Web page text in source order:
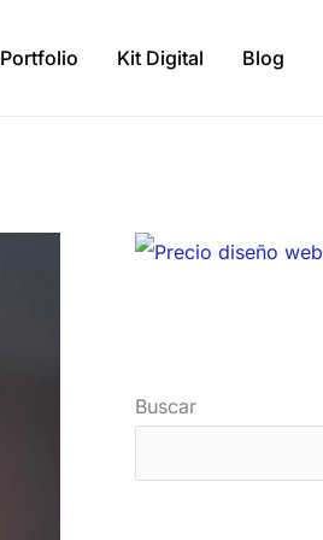
Portfolio Kit Digital Blog
Buscar